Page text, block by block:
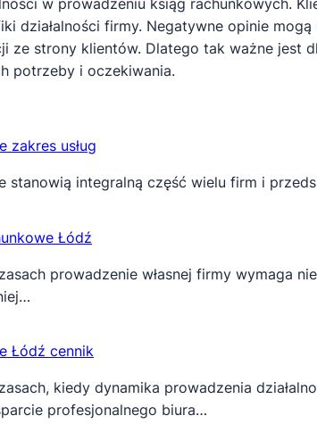
w prowadzeniu ksiąg rachunkowych.
firmy. Negatywne opinie
strony klientów. Dlatego tak ważne jest
potrzeby i oczekiwania.
zakres usług
stanowią integralną część wielu firm i
Łódź
prowadzenie własnej firmy wymaga
Łódź cennik
kiedy dynamika prowadzenia
profesjonalnego biura…